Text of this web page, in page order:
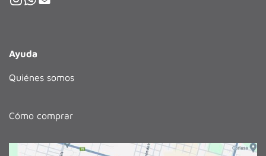
Ayuda
Quiénes somos
Cómo comprar